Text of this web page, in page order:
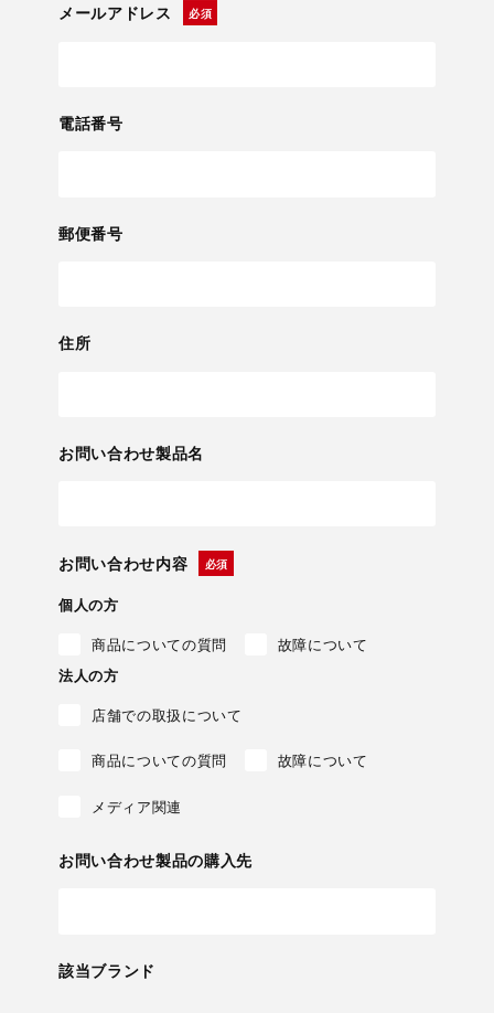
メールアドレス
電話番号
郵便番号
住所
お問い合わせ製品名
お問い合わせ内容
個人の方
商品についての質問
故障について
法人の方
店舗での取扱について
商品についての質問 故障について
メディア関連
お問い合わせ製品の購入先
該当ブランド